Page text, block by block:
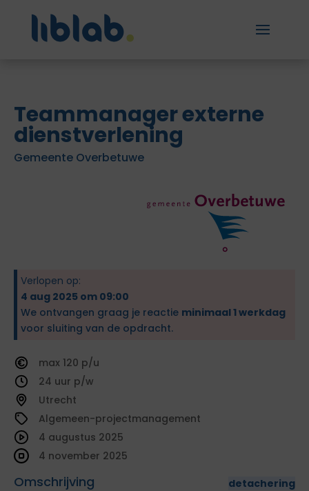
Teammanager externe
dienstverlening
Gemeente Overbetuwe
Verlopen op:
4 aug 2025 om 09:00
We ontvangen graag je reactie minimaal 1 werkdag
voor sluiting van de opdracht.
120
24
Utrecht
Algemeen-projectmanagement
Omschrijving detachering
4 augustus 2025
4 november 2025